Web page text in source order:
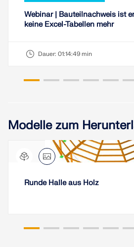
Webinar | Bauteilnachweis ist
keine Excel-Tabellen mehr
Dauer: 01:14:49 min
Modelle zum
Runde Halle aus Holz